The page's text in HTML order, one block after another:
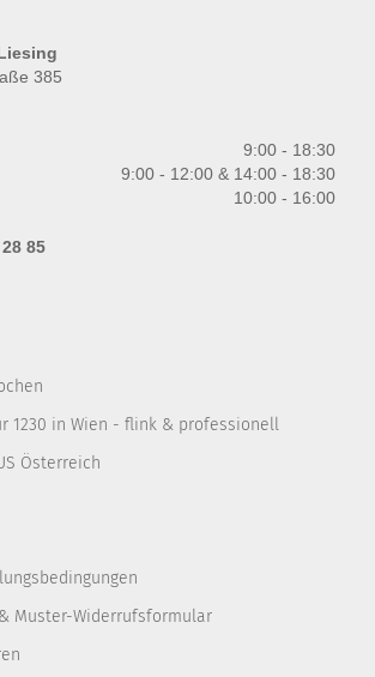
385
9:00 - 18:30
9:00 - 12:00 & 14:00 - 18:30
10:00 - 16:00
85
1230 in Wien - flink & professionell
Österreich
Muster-Widerrufsformular